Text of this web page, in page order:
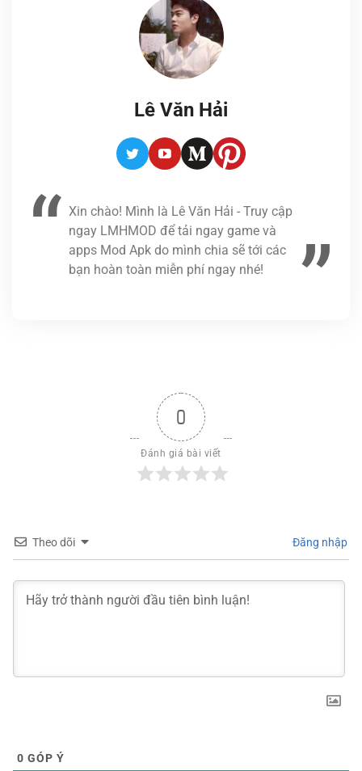
Lê Văn Hải
TwitterYoutubeMediumPinterest
Xin chào! Mình là Lê Văn Hải - Truy cập
ngay LMHMOD để tải ngay game và
apps Mod Apk do mình chia sẽ tới các
bạn hoàn toàn miễn phí ngay nhé!
0
Đánh giá bài viết
Theo dõi Đăng nhập
0 GÓP Ý